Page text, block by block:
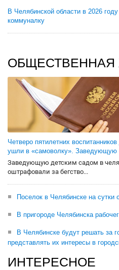
В Челябинской области в 2026
коммуналку
ОБЩЕСТВЕННАЯ
Четверо пятилетних
ушли в «самоволку». Заведующую
Заведующую детским садом в
оштрафовали за бегство...
Поселок в Челябинске на сутки
В пригороде Челябинска
В Челябинске будут решать за
представлять их интересы в
ИНТЕРЕСНОЕ